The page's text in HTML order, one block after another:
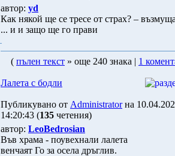
автор: yd
Как някой ще се тресе от страх? –
... и и защо ще го прави
( пълен текст » още 240 знака | 1
Лалета с бодли
Публикувано от Administratorна
14:20:43 (135 четения)
автор: LeoBedrosian
Във храма - поувехнали лалета
венчаят Го за осела дръглив.